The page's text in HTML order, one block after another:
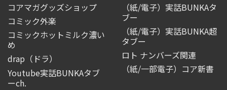
コアマガグッズショップ
コミック外楽
コミックホットミルク濃い
め
drap（ドラ）
Youtube実話BUNKAタブ
ーch.
（紙/電子）実話BUNKAタ
ブー
（紙/電子）実話BUNKA超
タブー
ロト ナンバーズ関連
（紙/一部電子）コア新書